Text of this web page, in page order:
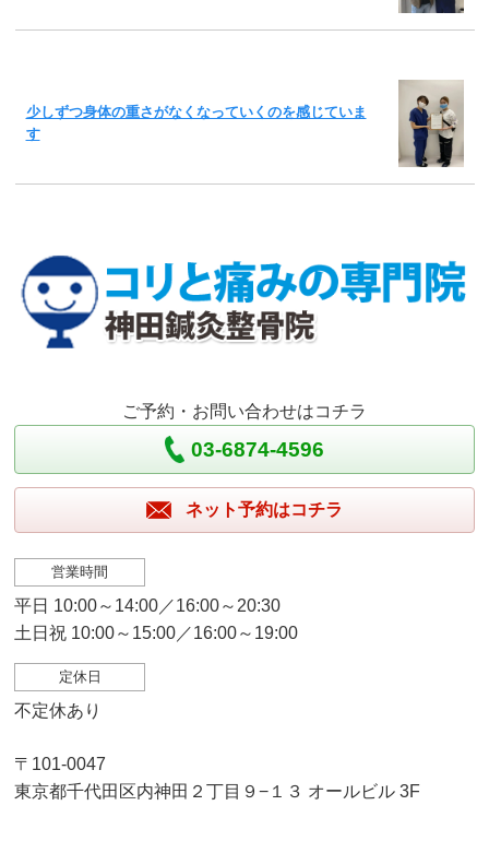
少しずつ身体の重さがなくなっていくのを感じていま
す
ご予約・お問い合わせはコチラ
03-6874-4596
ネット予約はコチラ
営業時間
平日 10:00～14:00／16:00～20:30
土日祝 10:00～15:00／16:00～19:00
定休日
不定休あり
〒101-0047
東京都千代田区内神田２丁目９−１３ オールビル 3F